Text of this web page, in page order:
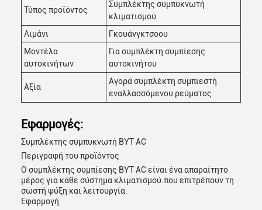
Τύπος προϊόντος
Συμπλέκτης συμπυκνωτή
κλιματισμού
Λιμάνι
Γκουάνγκτσοου
Μοντέλα
αυτοκινήτων
Για συμπλέκτη συμπίεσης
αυτοκινήτου
Αξία
Αγορά συμπλέκτη συμπιεστή
εναλλασσόμενου ρεύματος
Εφαρμογές:
Συμπλέκτης συμπυκνωτή BYT AC
Περιγραφή του προϊόντος
Ο συμπλέκτης συμπίεσης BYT AC είναι ένα απαραίτητο
μέρος για κάθε σύστημα κλιματισμού.που επιτρέπουν τη
σωστή ψύξη και λειτουργία.
Εφαρμογή